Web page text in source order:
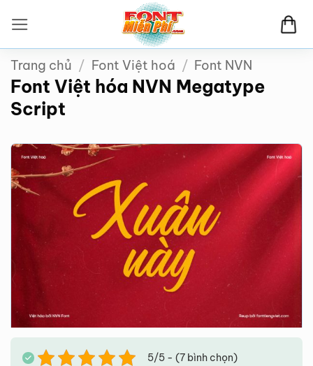
qua
nội
dung
Trang chủ / Font Việt hoá / Font NVN
Font Việt hóa NVN Megatype
Script
5/5 - (7 bình chọn)